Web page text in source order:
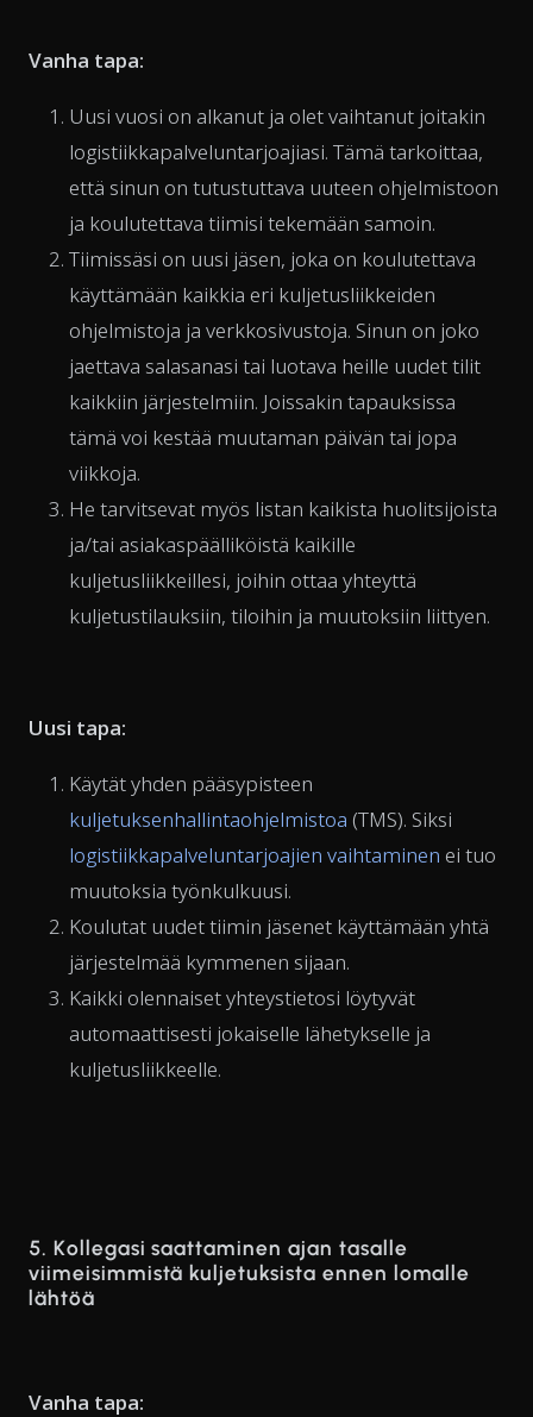
Vanha tapa:
Uusi vuosi on alkanut ja olet vaihtanut joitakin
logistiikkapalveluntarjoajiasi. Tämä tarkoittaa,
että sinun on tutustuttava uuteen ohjelmistoon
ja koulutettava tiimisi tekemään samoin.
Tiimissäsi on uusi jäsen, joka on koulutettava
käyttämään kaikkia eri kuljetusliikkeiden
ohjelmistoja ja verkkosivustoja. Sinun on joko
jaettava salasanasi tai luotava heille uudet tilit
kaikkiin järjestelmiin. Joissakin tapauksissa
tämä voi kestää muutaman päivän tai jopa
viikkoja.
He tarvitsevat myös listan kaikista huolitsijoista
ja/tai asiakaspäälliköistä kaikille
kuljetusliikkeillesi, joihin ottaa yhteyttä
kuljetustilauksiin, tiloihin ja muutoksiin liittyen.
Uusi tapa:
Käytät yhden pääsypisteen
kuljetuksenhallintaohjelmistoa (TMS). Siksi
logistiikkapalveluntarjoajien vaihtaminen ei tuo
muutoksia työnkulkuusi.
Koulutat uudet tiimin jäsenet käyttämään yhtä
järjestelmää kymmenen sijaan.
Kaikki olennaiset yhteystietosi löytyvät
automaattisesti jokaiselle lähetykselle ja
kuljetusliikkeelle.
5. Kollegasi saattaminen ajan tasalle
viimeisimmistä kuljetuksista ennen lomalle
lähtöä
Vanha tapa: